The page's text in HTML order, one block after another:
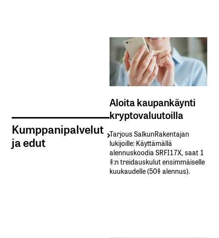
Kumppanipalvelut
ja edut
Aloita kaupankäynti
kryptovaluutoilla
Tarjous SalkunRakentajan
lukijoille: Käyttämällä​ ​
alennuskoodia​ ​SRFI17X,​ ​saat​ ​1
%:n treidauskulut​ ​ensimmäiselle​ ​
kuukaudelle​ ​(50%​ ​alennus).